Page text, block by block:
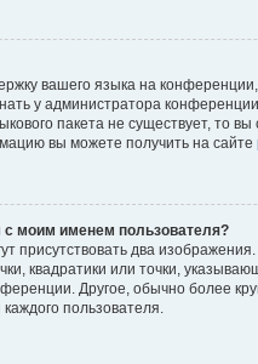
вашего языка на
у администратора
пакета не существует, то
вы можете получить на сайте
моим именем пользователя?
присутствовать два
квадратики или точки,
Другое, обычно более
пользователя.